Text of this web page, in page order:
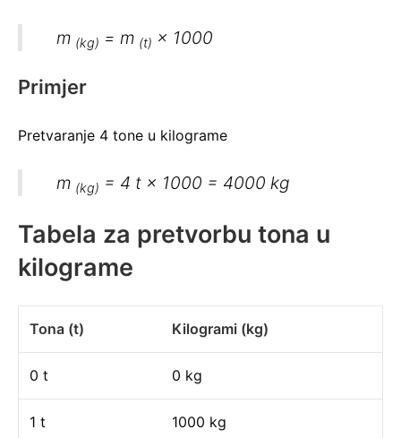
m (kg) =m (t) × 1000
Primjer
Pretvaranje 4 tone u kilograme
m (kg) = 4 t × 1000 = 4000 kg
Tabela za pretvorbu tona u
kilograme
Tona (t) Kilogrami (kg)
0 t 0 kg
1 t 1000 kg